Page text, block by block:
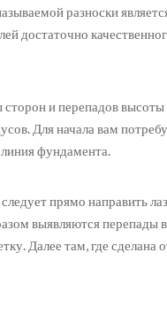
разноски
достаточно
и перепадов
Для начала вам
фундамента.
прямо направить
выявляются
Далее там, где